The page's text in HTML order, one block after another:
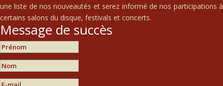
une liste de nos nouveautés et serez informé de nos participations à
certains salons du disque, festivals et concerts.
Message de succès